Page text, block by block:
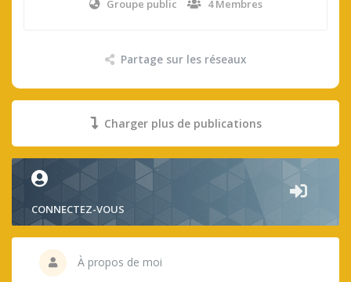
Groupe public 4 Membres
Partage sur les réseaux
Charger plus de publications
CONNECTEZ-VOUS
À propos de moi